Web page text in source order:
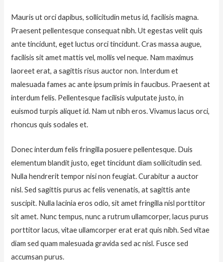
Mauris ut orci dapibus, sollicitudin metus id, facilisis magna.
Praesent pellentesque consequat nibh. Ut egestas velit quis
ante tincidunt, eget luctus orci tincidunt. Cras massa augue,
facilisis sit amet mattis vel, mollis vel neque. Nam maximus
laoreet erat, a sagittis risus auctor non. Interdum et
malesuada fames ac ante ipsum primis in faucibus. Praesent at
interdum felis. Pellentesque facilisis vulputate justo, in
euismod turpis aliquet id. Nam ut nibh eros. Vivamus lacus orci,
rhoncus quis sodales et.
Donec interdum felis fringilla posuere pellentesque. Duis
elementum blandit justo, eget tincidunt diam sollicitudin sed.
Nulla hendrerit tempor nisi non feugiat. Curabitur a auctor
nisl. Sed sagittis purus ac felis venenatis, at sagittis ante
suscipit. Nulla lacinia eros odio, sit amet fringilla nisl porttitor
sit amet. Nunc tempus, nunc a rutrum ullamcorper, lacus purus
porttitor lacus, vitae ullamcorper erat erat quis nibh. Sed vitae
diam sed quam malesuada gravida sed ac nisl. Fusce sed
accumsan purus.